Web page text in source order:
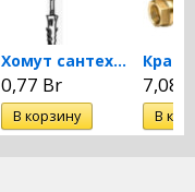
Хомут сантехнический для...
0,77 Br 7,08